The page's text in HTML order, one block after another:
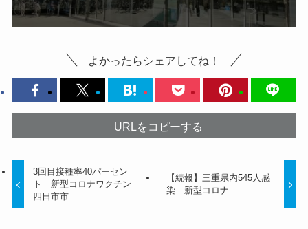
よかったらシェアしてね！
URLをコピーする
3回目接種率40パーセン
ト 新型コロナワクチン
四日市市
【続報】三重県内545人感
染 新型コロナ